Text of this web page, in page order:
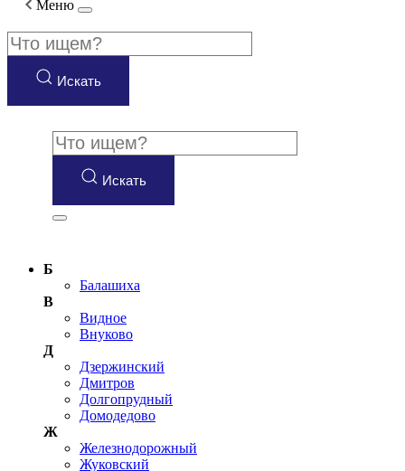
Меню
Искать
Искать
Б
Балашиха
В
Видное
Внуково
Д
Дзержинский
Дмитров
Долгопрудный
Домодедово
Ж
Железнодорожный
Жуковский